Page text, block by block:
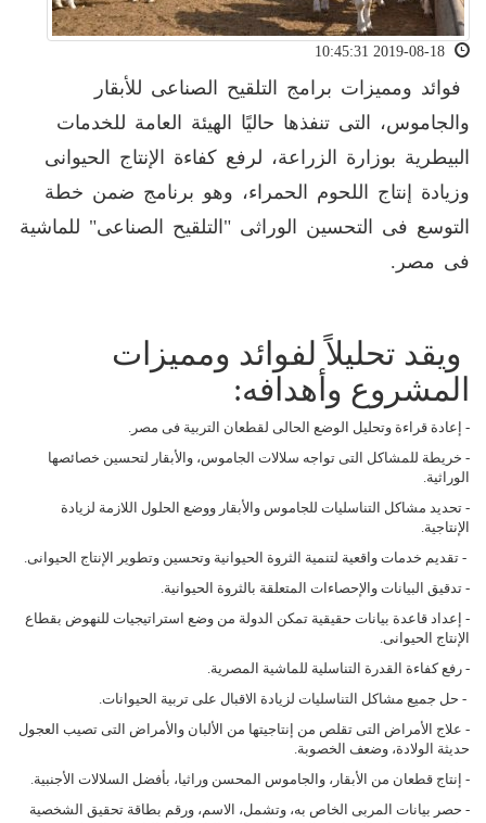
فوائد ومميزات برامج التلقيح الصناعى للأبقار
والجاموس، التى تنفذها حاليًا الهيئة العامة للخدمات
البيطرية بوزارة الزراعة، لرفع كفاءة الإنتاج الحيوانى
وزيادة إنتاج اللحوم الحمراء، وهو برنامج ضمن خطة
التوسع فى التحسين الوراثى "التلقيح الصناعى" للماشية
فى مصر.
ويقد تحليلاً لفوائد ومميزات
المشروع وأهدافه:
- إعادة قراءة وتحليل الوضع الحالى لقطعان التربية فى مصر.
- خريطة للمشاكل التى تواجه سلالات الجاموس، والأبقار لتحسين خصائصها
الوراثية.
- تحديد مشاكل التناسليات للجاموس والأبقار ووضع الحلول اللازمة لزيادة
الإنتاجية.
- تقديم خدمات واقعية لتنمية الثروة الحيوانية وتحسين وتطوير الإنتاج الحيوانى.
- تدقيق البيانات والإحصاءات المتعلقة بالثروة الحيوانية.
- إعداد قاعدة بيانات حقيقية تمكن الدولة من وضع استراتيجيات للنهوض بقطاع
الإنتاج الحيوانى.
- رفع كفاءة القدرة التناسلية للماشية المصرية.
- حل جميع مشاكل التناسليات لزيادة الاقبال على تربية الحيوانات.
- علاج الأمراض التى تقلص من إنتاجيتها من الألبان والأمراض التى تصيب العجول
حديثة الولادة، وضعف الخصوبة.
- إنتاج قطعان من الأبقار، والجاموس المحسن وراثيا، بأفضل السلالات الأجنبية.
- حصر بيانات المربى الخاص به، وتشمل، الاسم، ورقم بطاقة تحقيق الشخصية